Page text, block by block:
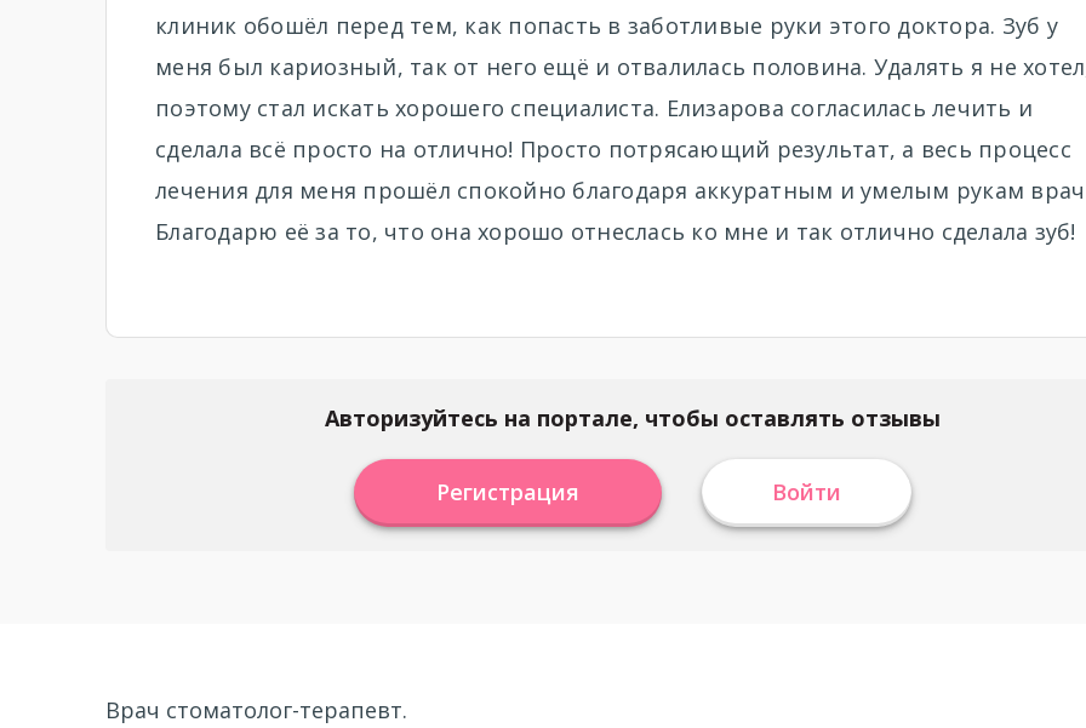
клиник обошёл перед тем, как попасть в заботливые руки этого доктора. Зуб у
меня был кариозный, так от него ещё и отвалилась половина. Удалять я не
поэтому стал искать хорошего специалиста. Елизарова согласилась лечить и
сделала всё просто на отлично! Просто потрясающий результат, а весь процесс
лечения для меня прошёл спокойно благодаря аккуратным и умелым рукам
Благодарю её за то, что она хорошо отнеслась ко мне и так отлично сделала зуб!
Авторизуйтесь на портале, чтобы оставлять отзывы
Регистрация Войти
Врач стоматолог-терапевт.